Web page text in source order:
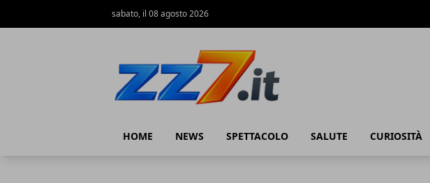
sabato, il 08 agosto 2026
HOME NEWS SPETTACOLO SALUTE CURIOSITÀ